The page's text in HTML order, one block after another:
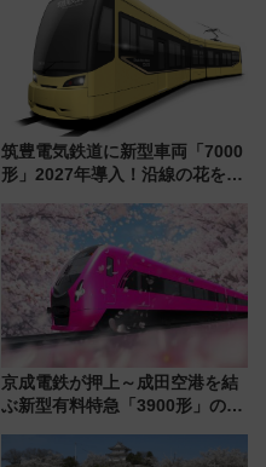
してみない？
筑豊電気鉄道に新型車両「7000
形」2027年導入！沿線の花をイ
内は落ち着いたゆとりある空間
に
京成電鉄が押上～成田空港を結
ぶ新型有料特急「3900形」のコ
募集も実施